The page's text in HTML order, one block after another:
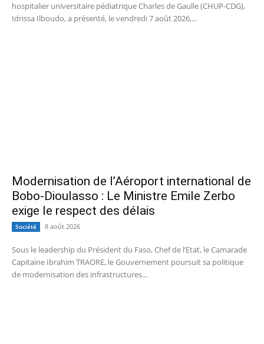
hospitalier universitaire pédiatrique Charles de Gaulle (CHUP-CDG),
Idrissa Ilboudo, a présenté, le vendredi 7 août 2026,...
Modernisation de l’Aéroport international de
Bobo-Dioulasso : Le Ministre Emile Zerbo
exige le respect des délais
Société 8 août 2026
Sous le leadership du Président du Faso, Chef de l’Etat, le Camarade
Capitaine Ibrahim TRAORE, le Gouvernement poursuit sa politique
de modernisation des infrastructures...